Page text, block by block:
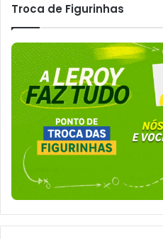
Troca de Figurinhas